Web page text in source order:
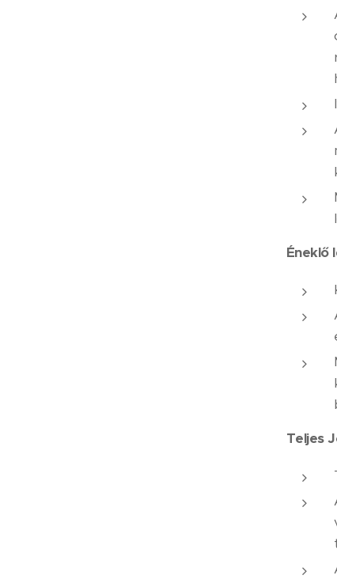
Éneklő
Teljes